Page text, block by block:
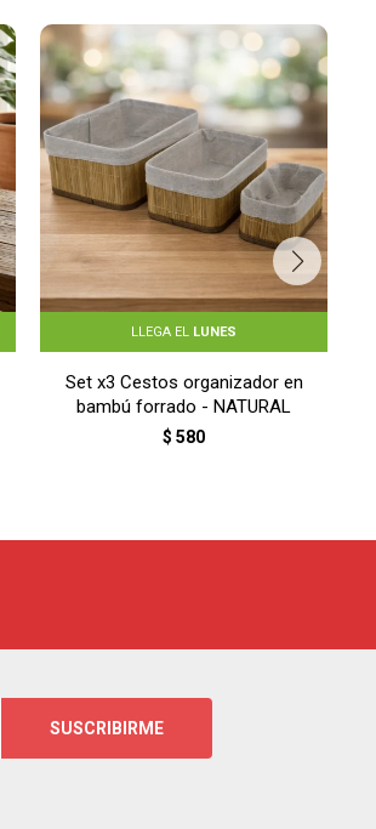
LLEGA EL LUNES
Set x3 Cestos organizador en
bambú forrado - NATURAL
$ 580
SUSCRIBIRME